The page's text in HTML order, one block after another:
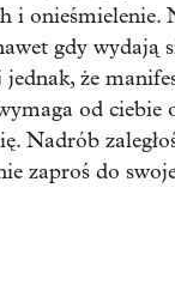
i onieśmielenie.
gdy wydają
jednak, że
od ciebie
Nadrób
zaproś do